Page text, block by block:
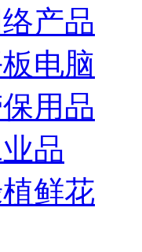
产品
电脑
用品
品
鲜花